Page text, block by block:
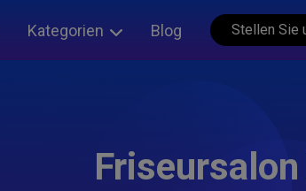
Kategorien Blog Stellen Sie